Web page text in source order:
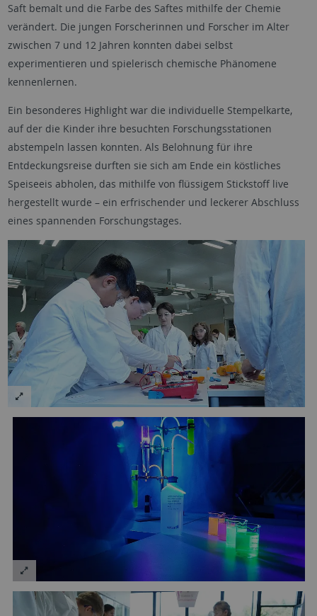
Saft bemalt und die Farbe des Saftes mithilfe der Chemie
verändert. Die jungen Forscherinnen und Forscher im Alter
zwischen 7 und 12 Jahren konnten dabei selbst
experimentieren und spielerisch chemische Phänomene
kennenlernen.
Ein besonderes Highlight war die individuelle Stempelkarte,
auf der die Kinder ihre besuchten Forschungsstationen
abstempeln lassen konnten. Als Belohnung für ihre
Entdeckungsreise durften sie sich am Ende ein köstliches
Speiseeis abholen, das mithilfe von flüssigem Stickstoff live
hergestellt wurde – ein erfrischender und leckerer Abschluss
eines spannenden Forschungstages.